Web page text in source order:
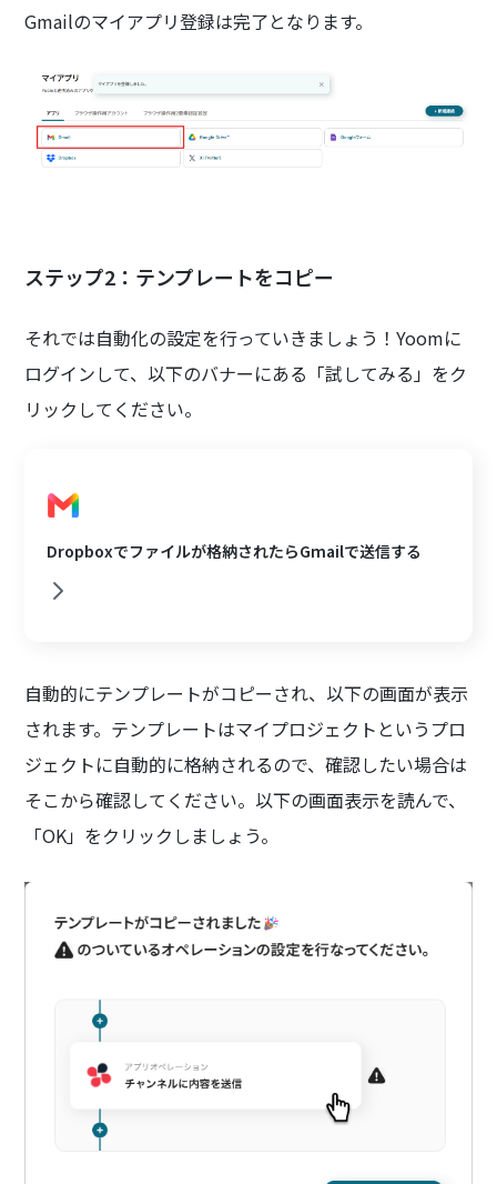
Gmailのマイアプリ登録は完了となります。
ステップ2：テンプレートをコピー
それでは自動化の設定を行っていきましょう！Yoomに
ログインして、以下のバナーにある「試してみる」をク
リックしてください。
Dropboxでファイルが格納されたらGmailで送信する
自動的にテンプレートがコピーされ、以下の画面が表示
されます。テンプレートはマイプロジェクトというプロ
ジェクトに自動的に格納されるので、確認したい場合は
そこから確認してください。以下の画面表示を読んで、
「OK」をクリックしましょう。